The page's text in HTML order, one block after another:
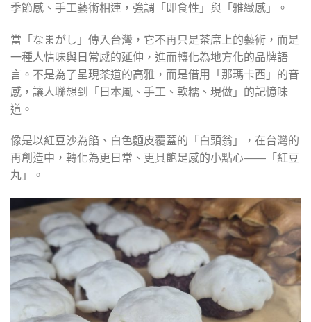
季節感、手工藝術相連，強調「即食性」與「雅緻感」。
當「なまがし」傳入台灣，它不再只是茶席上的藝術，而是
一種人情味與日常感的延伸，進而轉化為地方化的品牌語
言。不是為了呈現茶道的高雅，而是借用「那瑪卡西」的音
感，讓人聯想到「日本風、手工、軟糯、現做」的記憶味
道。
像是以紅豆沙為餡、白色麵皮覆蓋的「白頭翁」，在台灣的
再創造中，轉化為更日常、更具飽足感的小點心——「紅豆
丸」。